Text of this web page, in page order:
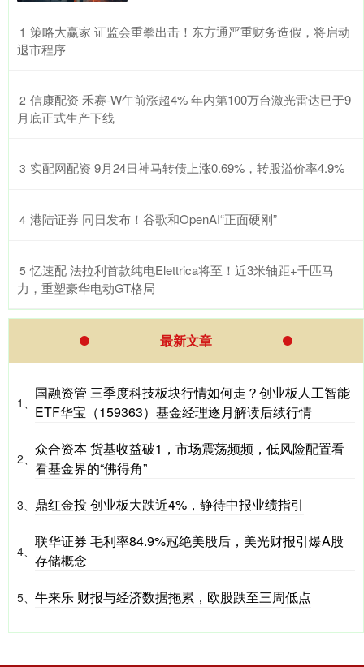
1 ​策略大赢家 证监会重拳出击！东方通严重财务造假，将启动
退市程序
2 ​信康配资 禾赛-W午前涨超4% 年内第100万台激光雷达已于9
月底正式生产下线
3 ​实配网配资 9月24日神马转债上涨0.69%，转股溢价率4.9%
4 ​港陆证券 同日发布！谷歌和OpenAI“正面硬刚”
5 ​忆速配 法拉利首款纯电Elettrica将至！近3米轴距+千匹马
力，重塑豪华电动GT格局
最新文章
1、
国融资管 三季度科技板块行情如何走？创业板人工智能
ETF华宝（159363）基金经理逐月解读后续行情
2、
众合资本 货基收益破1，市场震荡频频，低风险配置看
看基金界的“佛得角”
3、 鼎红金投 创业板大跌近4%，静待中报业绩指引
4、
联华证券 毛利率84.9%冠绝美股后，美光财报引爆A股
存储概念
5、 牛来乐 财报与经济数据拖累，欧股跌至三周低点